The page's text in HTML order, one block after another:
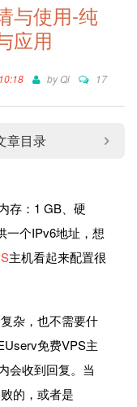
与使用-纯
应用
byQi 17
章目录
存：1 GB、硬
一个IPv6地址，想
主机看起来配置很
杂，也不需要什
免费VPS主
会收到回复。当
的，或者是